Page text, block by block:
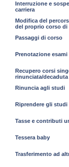
Interruzione e
carriera
Modifica del
del proprio corso di
Passaggi di corso
Prenotazione esami
Recupero corsi
rinunciata/decaduta
Rinuncia agli studi
Riprendere gli studi
Tasse e contributi
Tessera baby
Trasferimento ad